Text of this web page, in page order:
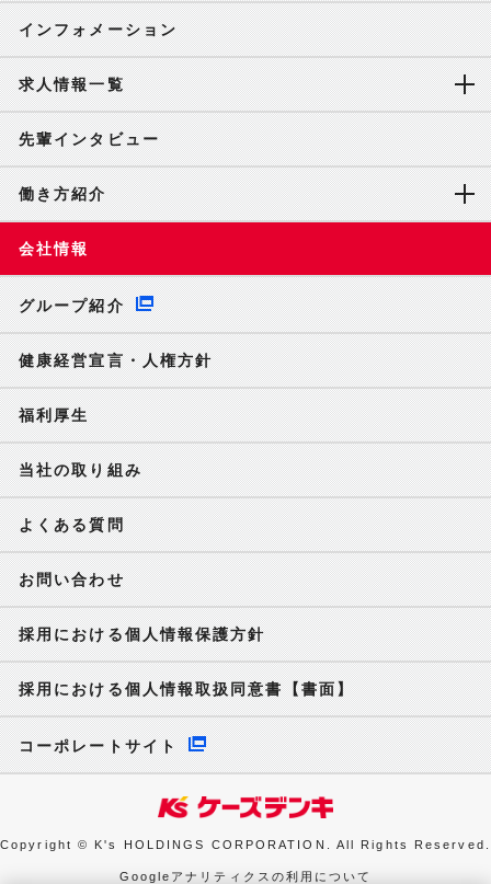
インフォメーション
求人情報一覧
先輩インタビュー
働き方紹介
会社情報
グループ紹介
健康経営宣言・人権方針
福利厚生
当社の取り組み
よくある質問
お問い合わせ
採用における個人情報保護方針
採用における個人情報取扱同意書【書面】
コーポレートサイト
Copyright © K's HOLDINGS CORPORATION. All Rights Reserved.
Googleアナリティクスの利用について